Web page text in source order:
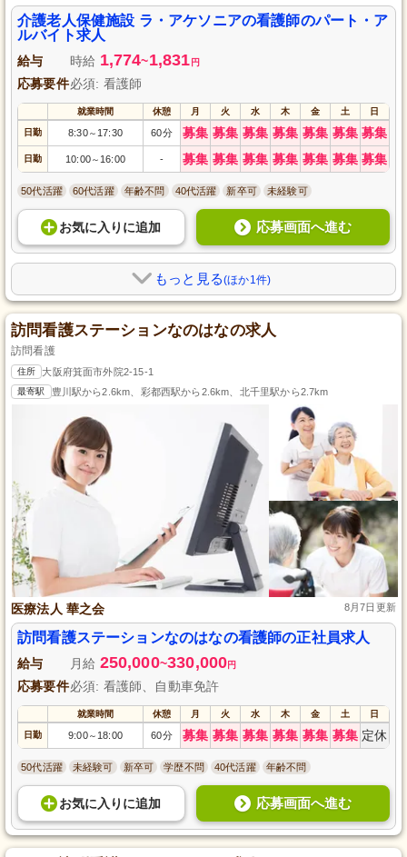
介護老人保健施設 ラ・アケソニアの看護師のパート・ア
ルバイト求人
給与 時給 1,774~1,831 円
応募要件必須: 看護師
就業時間 休憩 月 火 水 木 金 土 日
日勤 8:30～ 17:30 60分 募集 募集 募集 募集 募集 募集 募集
日勤 10:00～ 16:00 - 募集 募集 募集 募集 募集 募集 募集
50代活躍 60代活躍 年齢不問 40代活躍 新卒可 未経験可
お気に入り に追加 応募画面へ進む
もっと見る(ほか1件)
訪問看護ステーションなのはなの求人
訪問看護
住所 大阪府箕面市外院2-15-1
最寄駅 豊川駅から2.6km、彩都西駅から2.6km、北千里駅から2.7km
医療法人 華之会 8月7日更新
訪問看護ステーションなのはなの看護師の正社員求人
給与 月給 250,000~330,000円
応募要件必須: 看護師、自動車免許
就業時間 休憩 月 火 水 木 金 土 日
日勤 9:00～ 18:00 60分 募集 募集 募集 募集 募集 募集 定休
50代活躍 未経験可 新卒可 学歴不問 40代活躍 年齢不問
お気に入り に追加 応募画面へ進む